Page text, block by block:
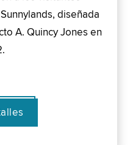
diseñada
A. Quincy Jones en